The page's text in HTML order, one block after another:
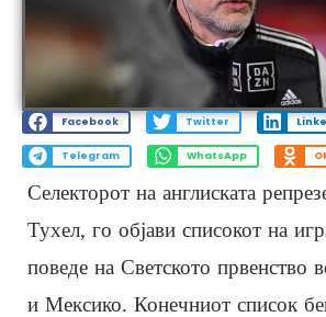
Facebook Twitter
Telegram WhatsApp
Селекторот на англиската
Тухел, го објави списокот на
поведе на Светското
и Мексико. Конечниот список